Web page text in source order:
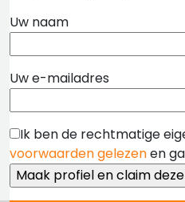
Uw naam
Uw e-mailadres
Ik ben de rechtmatige
voorwaarden gelezenen